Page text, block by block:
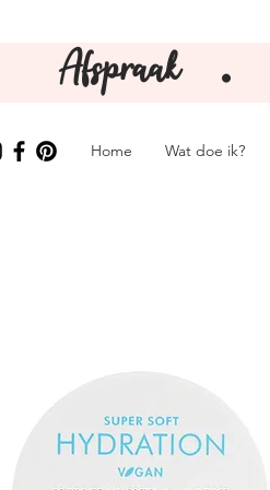
Afspraak ⚫️
Home Wat doe ik?